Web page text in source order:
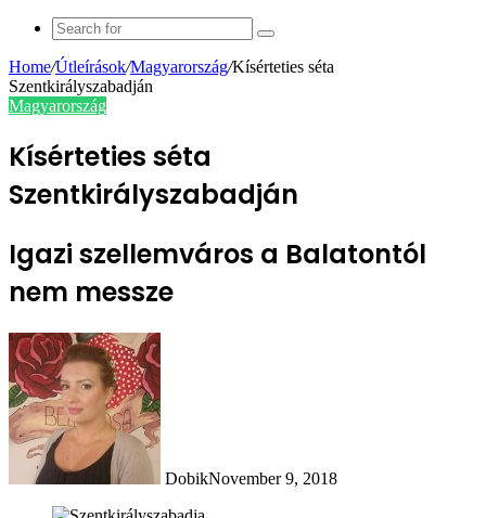
Search
Home/Útleírások/Magyarország/Kísérteties séta
Szentkirályszabadján
Magyarország
Kísérteties séta
Szentkirályszabadján
Igazi szellemváros a Balatontól
nem messze
DobikNovember 9, 2018